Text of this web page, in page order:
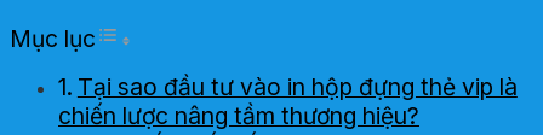
Mục lục Toggle Table of Content
Tại sao đầu tư vào in hộp đựng thẻ vip là
chiến lược nâng tầm thương hiệu?